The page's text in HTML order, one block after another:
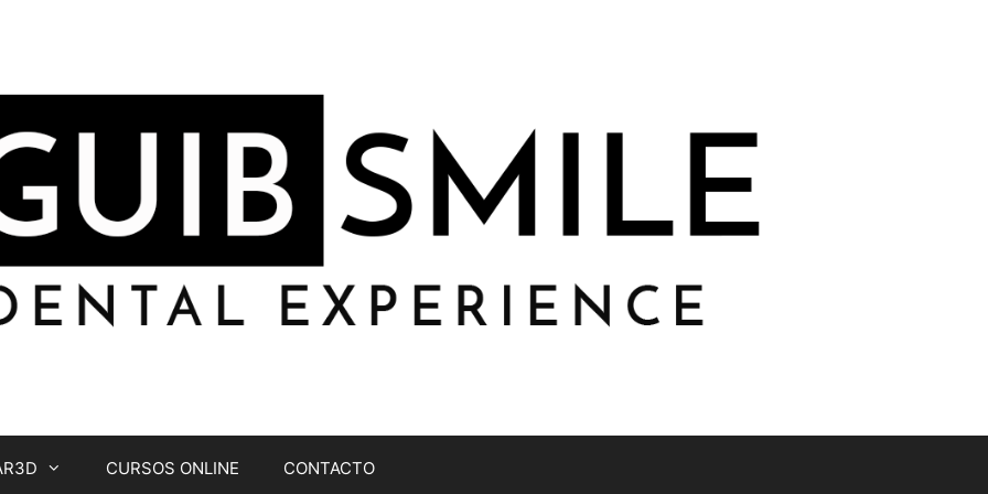
CURSOS ONLINE CONTACTO